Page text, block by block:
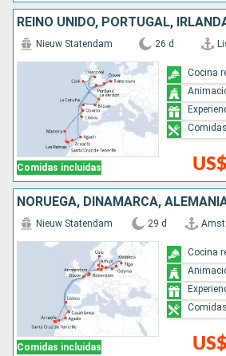
Comidas incluidas
Nieuw Statendam 26 d
Cocina
Comidas incluidas
Nieuw Statendam 29 d
Cocina